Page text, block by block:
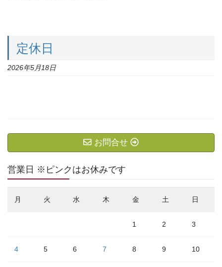
定休日
2026年5月18日
お問合せ
営業日 ※ピンクはお休みです
月 火 水 木 金 土 日
1 2 3
4 5 6 7 8 9 10